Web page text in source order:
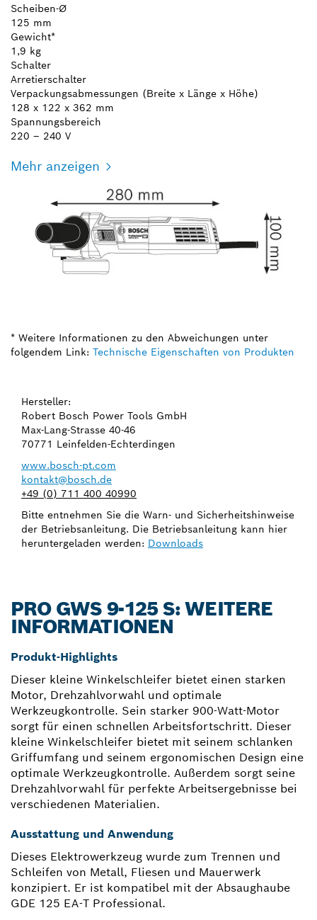
Scheiben-Ø
125 mm
Gewicht*
1,9 kg
Schalter
Arretierschalter
Verpackungsabmessungen (Breite x Länge x Höhe)
128 x 122 x 362 mm
Spannungsbereich
220 – 240 V
Mehr anzeigen
* Weitere Informationen zu den Abweichungen unter
folgendem Link: Technische Eigenschaften von Produkten
Hersteller:
Robert Bosch Power Tools GmbH
Max-Lang-Strasse 40-46
70771 Leinfelden-Echterdingen
www.bosch-pt.com
kontakt@bosch.de
+49 (0) 711 400 40990
Bitte entnehmen Sie die Warn- und Sicherheitshinweise
der Betriebsanleitung. Die Betriebsanleitung kann hier
heruntergeladen werden: Downloads
PRO GWS 9-125 S: WEITERE
INFORMATIONEN
Produkt-Highlights
Dieser kleine Winkelschleifer bietet einen starken
Motor, Drehzahlvorwahl und optimale
Werkzeugkontrolle. Sein starker 900-Watt-Motor
sorgt für einen schnellen Arbeitsfortschritt. Dieser
kleine Winkelschleifer bietet mit seinem schlanken
Griffumfang und seinem ergonomischen Design eine
optimale Werkzeugkontrolle. Außerdem sorgt seine
Drehzahlvorwahl für perfekte Arbeitsergebnisse bei
verschiedenen Materialien.
Ausstattung und Anwendung
Dieses Elektrowerkzeug wurde zum Trennen und
Schleifen von Metall, Fliesen und Mauerwerk
konzipiert. Er ist kompatibel mit der Absaughaube
GDE 125 EA-T Professional.